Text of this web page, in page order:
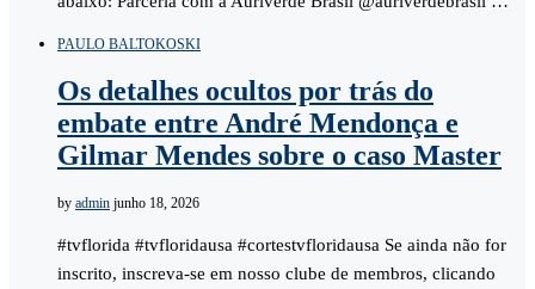
PAULO BALTOKOSKI
Os detalhes ocultos por trás do
embate entre André Mendonça e
Gilmar Mendes sobre o caso Master
by admin junho 18, 2026
#tvflorida #tvfloridausa #cortestvfloridausa Se ainda não for
inscrito, inscreva-se em nosso clube de membros, clicando